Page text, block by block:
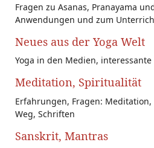
Fragen zu Asanas, Pranayama
Anwendungen und zum
Neues aus der Yoga Welt
Yoga in den Medien, interessante
Meditation, Spiritualität
Erfahrungen, Fragen:
Weg, Schriften
Sanskrit, Mantras